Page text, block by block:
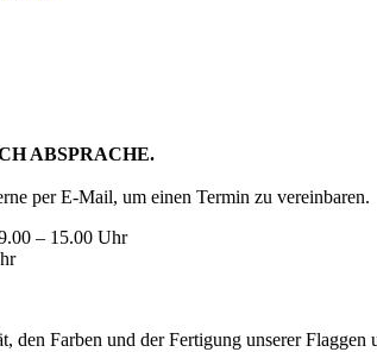
ABSPRACHE.
per E-Mail, um einen Termin zu vereinbaren.
– 15.00 Uhr
den Farben und der Fertigung unserer